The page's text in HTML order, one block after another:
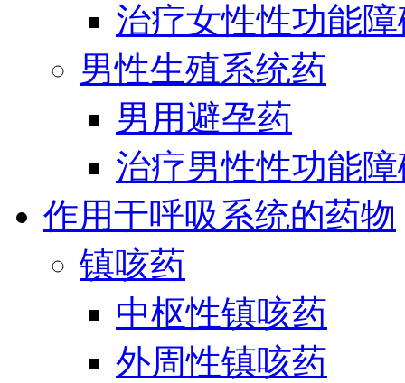
治疗女性性功能
男性生殖系统药
男用避孕药
治疗男性性功能
作用于呼吸系统的药物
镇咳药
中枢性镇咳药
外周性镇咳药